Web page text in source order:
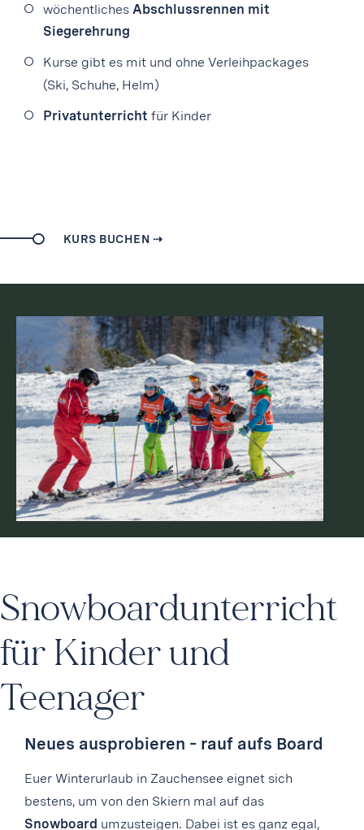
wöchentliches Abschlussrennen mit
Siegerehrung
Kurse gibt es mit und ohne Verleihpackages
(Ski, Schuhe, Helm)
Privatunterricht für Kinder
KURS BUCHEN ⇢
Snowboardunterricht
für Kinder und
Teenager
Neues ausprobieren – rauf aufs Board
Euer Winterurlaub in Zauchensee eignet sich
bestens, um von den Skiern mal auf das
Snowboard umzusteigen. Dabei ist es ganz egal,